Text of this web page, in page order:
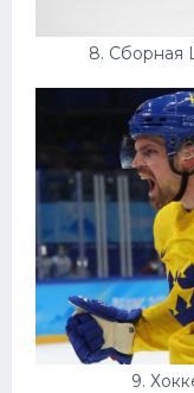
8. Сборная
9.